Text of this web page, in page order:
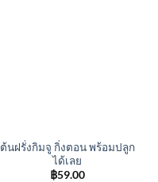
ต้นฝรั่งกิมจู กิ่งตอน พร้อมปลูก
ได้เลย
฿59.00